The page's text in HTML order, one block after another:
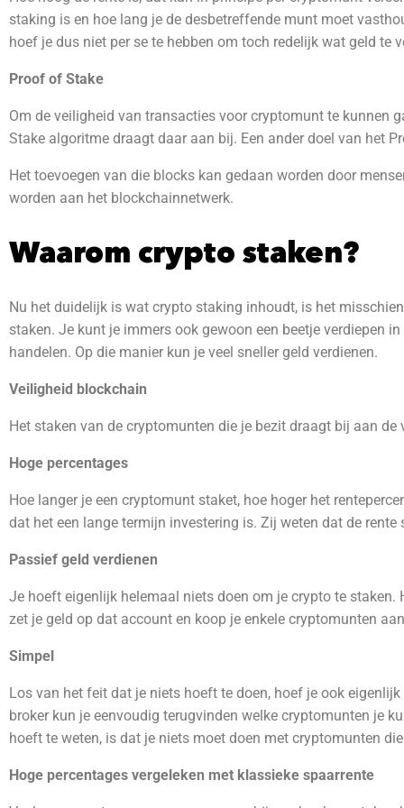
staking is en hoe lang je de desbetreffende munt moet
hoef je dus niet per se te hebben om toch redelijk wat geld
Proof of Stake
Om de veiligheid van transacties voor cryptomunt te kunnen
Stake algoritme draagt daar aan bij. Een ander doel van het
Het toevoegen van die blocks kan gedaan worden door
worden aan het blockchainnetwerk.
Waarom crypto staken?
Nu het duidelijk is wat crypto staking inhoudt, is het
staken. Je kunt je immers ook gewoon een beetje verdiepen
handelen. Op die manier kun je veel sneller geld verdienen.
Veiligheid blockchain
Het staken van de cryptomunten die je bezit draagt bij aan
Hoge percentages
Hoe langer je een cryptomunt staket, hoe hoger het
dat het een lange termijn investering is. Zij weten dat de
Passief geld verdienen
Je hoeft eigenlijk helemaal niets doen om je crypto te
zet je geld op dat account en koop je enkele cryptomunten
Simpel
Los van het feit dat je niets hoeft te doen, hoef je ook
broker kun je eenvoudig terugvinden welke cryptomunten je
hoeft te weten, is dat je niets moet doen met cryptomunten
Hoge percentages vergeleken met klassieke spaarrente